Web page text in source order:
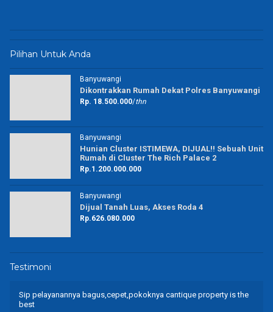
Pilihan Untuk Anda
Banyuwangi
Dikontrakkan Rumah Dekat Polres Banyuwangi
Rp. 18.500.000/thn
Banyuwangi
Hunian Cluster ISTIMEWA, DIJUAL!! Sebuah Unit
Rumah di Cluster The Rich Palace 2
Rp.1.200.000.000
Banyuwangi
Dijual Tanah Luas, Akses Roda 4
Rp.626.080.000
Testimoni
Alhamdulilah. Semua property yang saya beli bagus, bermutu, dan
semua prosesnya cepat. Terimakasih Cantique Property